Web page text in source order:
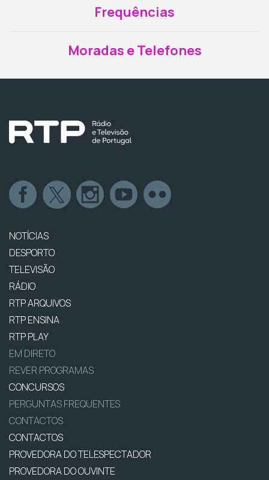
Frequências
Moradas e Telefones
NOTÍCIAS
DESPORTO
TELEVISÃO
RÁDIO
RTP ARQUIVOS
RTP ENSINA
RTP PLAY
EM DIRETO
REVER PROGRAMAS
CONCURSOS
PERGUNTAS FREQUENTES
CONTACTOS
CONTACTOS
PROVEDORA DO TELESPECTADOR
PROVEDORA DO OUVINTE